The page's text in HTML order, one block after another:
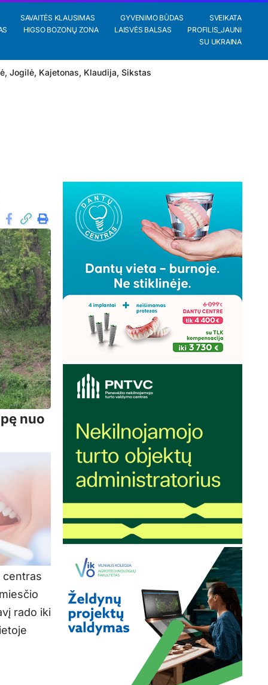
SAVAITĖS KLAUSIMAS GYVENIMO BŪDAS
SVEIKATA
HIGSO BOZONŲ ZONA LAISVĖS BALSAS
PROFILIS_JAUNI
SU UKRAINA
, Jogilė, Kajetonas, Klaudija, Sikstas
nuo
centras
rado iki